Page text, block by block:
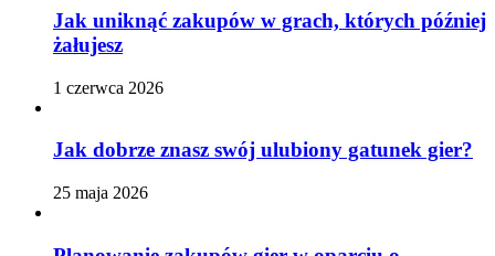
Jak uniknąć zakupów w grach, których później
żałujesz
1 czerwca 2026
Jak dobrze znasz swój ulubiony gatunek gier?
25 maja 2026